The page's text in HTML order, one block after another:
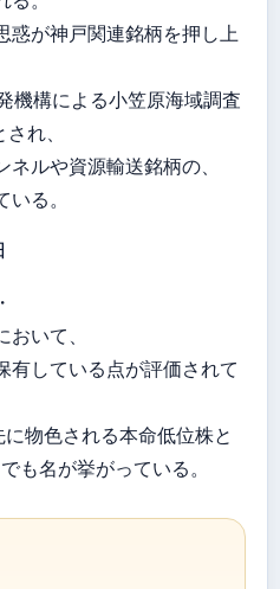
惑が神戸関連銘柄を押し上
機構による小笠原海域調査
れ、
ルや資源輸送銘柄の、
る。
いて、
有している点が評価されて
物色される本命低位株と
も名が挙がっている。